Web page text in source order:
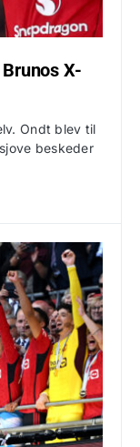
X-
Ondt blev til
beskeder